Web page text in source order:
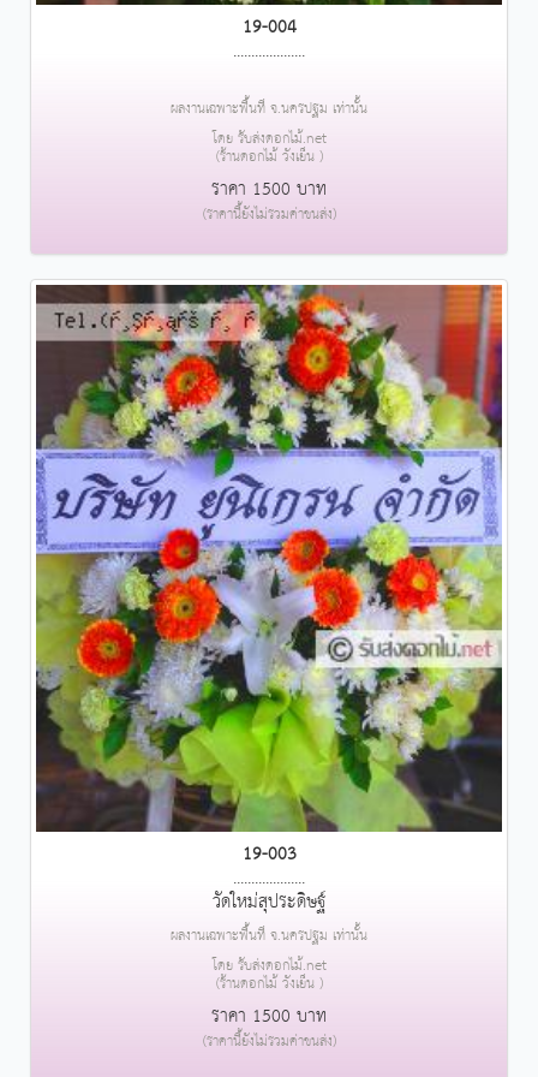
19-004
....................
ผลงานเฉพาะพื้นที่ จ.นครปฐม เท่านั้น
โดย รับส่งดอกไม้.net
(ร้านดอกไม้ วังเย็น )
ราคา 1500 บาท
(ราคานี้ยังไม่รวมค่าขนส่ง)
19-003
....................
วัดใหม่สุประดิษฐ์
ผลงานเฉพาะพื้นที่ จ.นครปฐม เท่านั้น
โดย รับส่งดอกไม้.net
(ร้านดอกไม้ วังเย็น )
ราคา 1500 บาท
(ราคานี้ยังไม่รวมค่าขนส่ง)